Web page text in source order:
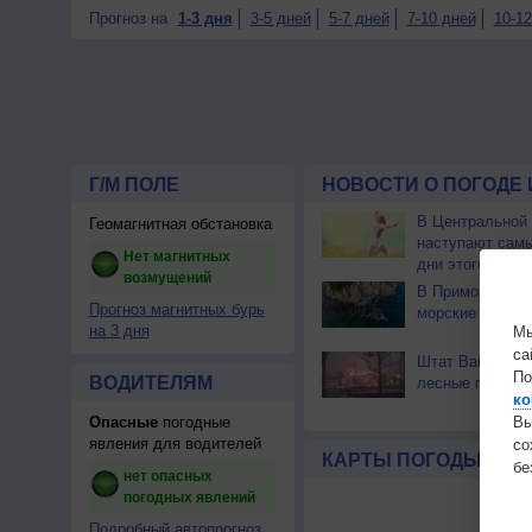
Прогноз на 1-3 дня 3-5 дней 5-7 дней 7-10 дней 10-
Г/М ПОЛЕ
Геомагнитная обстановка
Нет магнитных
возмущений
Прогноз магнитных бурь
на 3 дня
ВОДИТЕЛЯМ
Опасныепогодные
явления для водителей
нет опасных
погодных явлений
НОВОСТИ О ПОГОДЕ
В Центральной
наступают
дни этого лета
В Приморье
морские волны
Штат
лесные пожары
КАРТЫ ПОГОДЫ